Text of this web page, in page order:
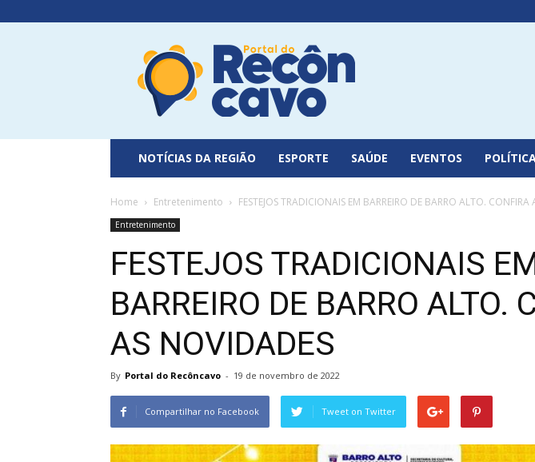
Portal
do
Recôncavo
NOTÍCIAS DA REGIÃO ESPORTE SAÚDE EVENTOS
Home Entretenimento FESTEJOS TRADICIONAIS EM BARREIRO DE BARRO ALTO. CONFIRA
Entretenimento
FESTEJOS TRADICIONAIS
BARREIRO DE BARRO ALTO.
AS NOVIDADES
By Portal do Recôncavo - 19 de novembro de 2022
Compartilhar no Facebook Tweet on Twitter